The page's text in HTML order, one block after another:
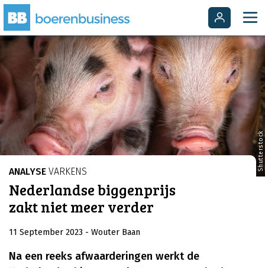
Shutterstock
ANALYSE VARKENS
Nederlandse biggenprijs
zakt niet meer verder
11 September 2023 - Wouter Baan
Na een reeks afwaarderingen werkt de